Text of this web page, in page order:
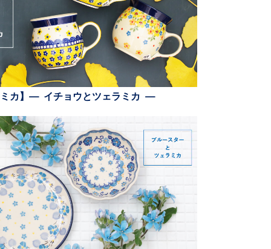
ミカ】— イチョウとツェラミカ —